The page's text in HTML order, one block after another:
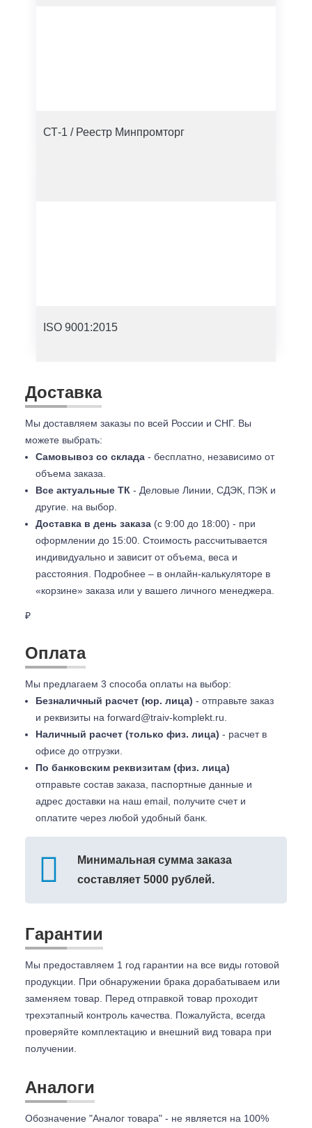
СТ-1 / Реестр Минпромторг
ISO 9001:2015
Доставка
Мы доставляем заказы по всей России и СНГ. Вы
можете выбрать:
Самовывоз со склада - бесплатно, независимо от
объема заказа.
Все актуальные ТК - Деловые Линии, СДЭК, ПЭК и
другие. на выбор.
Доставка в день заказа (с 9:00 до 18:00) - при
оформлении до 15:00. Стоимость рассчитывается
индивидуально и зависит от объема, веса и
расстояния. Подробнее – в онлайн-калькуляторе в
«корзине» заказа или у вашего личного менеджера.
₽
Оплата
Мы предлагаем 3 способа оплаты на выбор:
Безналичный расчет (юр. лица) - отправьте заказ
и реквизиты на forward@traiv-komplekt.ru
Наличный расчет (только физ. лица) - расчет в
офисе до отгрузки.
По банковским реквизитам (физ. лица)
отправьте состав заказа, паспортные данные и
адрес доставки на наш email, получите счет и
оплатите через любой удобный банк.
Минимальная сумма заказа
составляет 5000 рублей.
Гарантии
Мы предоставляем 1 год гарантии на все виды готовой
продукции. При обнаружении брака дорабатываем или
заменяем товар. Перед отправкой товар проходит
трехэтапный контроль качества. Пожалуйста, всегда
проверяйте комплектацию и внешний вид товара при
получении.
Аналоги
Обозначение "Аналог товара" - не является на 100%